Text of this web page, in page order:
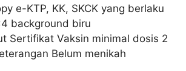
e-KTP, KK, SKCK yang berlaku
background biru
Sertifikat Vaksin minimal dosis 2
Belum menikah